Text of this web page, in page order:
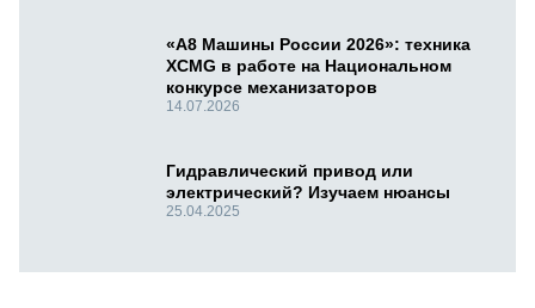
«А8 Машины России 2026»: техника
XCMG в работе на Национальном
конкурсе механизаторов
14.07.2026
Гидравлический привод или
электрический? Изучаем нюансы
25.04.2025